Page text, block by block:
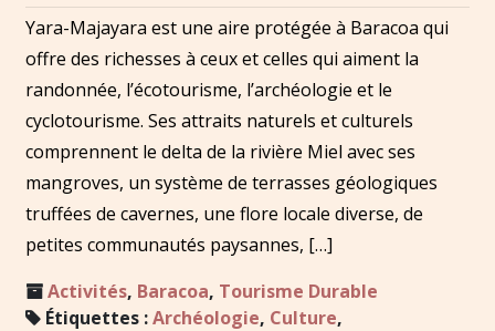
Yara-Majayara est une aire protégée à Baracoa qui
offre des richesses à ceux et celles qui aiment la
randonnée, l’écotourisme, l’archéologie et le
cyclotourisme. Ses attraits naturels et culturels
comprennent le delta de la rivière Miel avec ses
mangroves, un système de terrasses géologiques
truffées de cavernes, une flore locale diverse, de
petites communautés paysannes, […]
Activités, Baracoa, Tourisme Durable
Étiquettes :Archéologie, Culture,